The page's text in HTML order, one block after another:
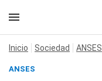
Inicio Sociedad ANSES
ANSES